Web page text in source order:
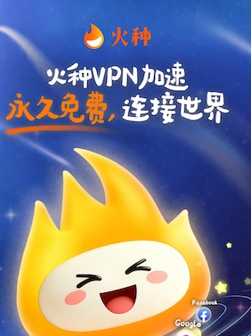
支持[0] 反对
支持
支持 反对 [0]